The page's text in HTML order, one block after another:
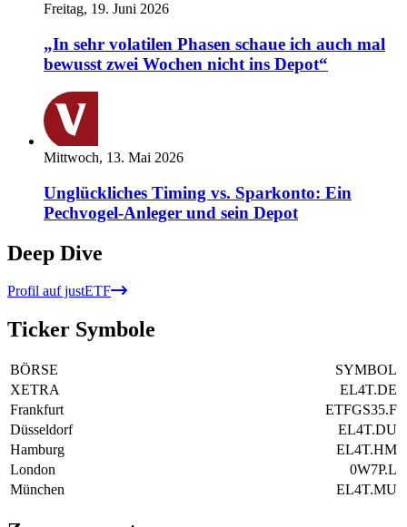
Freitag, 19. Juni 2026
„In sehr volatilen Phasen schaue ich auch mal
bewusst zwei Wochen nicht ins Depot“
Mittwoch, 13. Mai 2026
Unglückliches Timing vs. Sparkonto: Ein
Pechvogel-Anleger und sein Depot
Deep Dive
Profil auf justETF
Ticker Symbole
BÖRSE
SYMBOL
XETRA
EL4T.DE
Frankfurt
ETFGS35.F
Düsseldorf
EL4T.DU
Hamburg
EL4T.HM
London
0W7P.L
München
EL4T.MU